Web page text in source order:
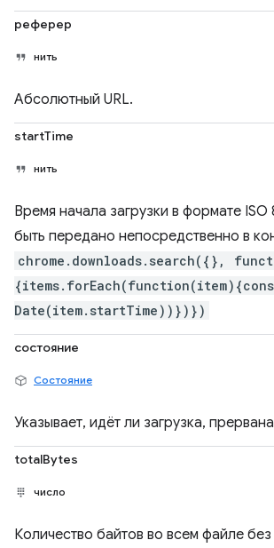
реферер
нить
Абсолютный URL.
startTime
нить
Время начала загрузки в формате
быть передано непосредственно в
chrome.downloads.search({},
Date(item.startTime))})})
состояние
Состояние
Указывает, идёт ли загрузка,
totalBytes
число
Количество байтов во всем файле без